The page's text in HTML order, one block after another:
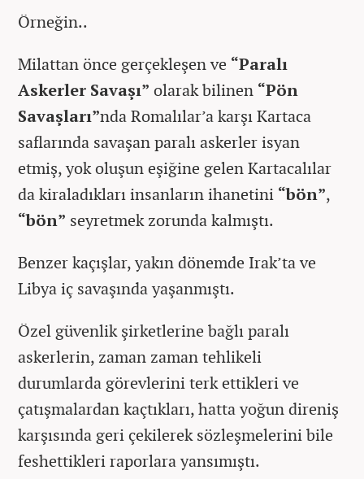
Örneğin..
Milattan önce gerçekleşen ve “Paralı
Askerler Savaşı” olarak bilinen “Pön
Savaşları”nda Romalılar’a karşı Kartaca
saflarında savaşan paralı askerler isyan
etmiş, yok oluşun eşiğine gelen Kartacalılar
da kiraladıkları insanların ihanetini “bön”,
“bön” seyretmek zorunda kalmıştı.
Benzer kaçışlar, yakın dönemde Irak’ta ve
Libya iç savaşında yaşanmıştı.
Özel güvenlik şirketlerine bağlı paralı
askerlerin, zaman zaman tehlikeli
durumlarda görevlerini terk ettikleri ve
çatışmalardan kaçtıkları, hatta yoğun direniş
karşısında geri çekilerek sözleşmelerini bile
feshettikleri raporlara yansımıştı.